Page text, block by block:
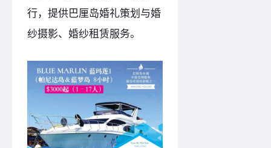
行，提供巴厘岛婚礼策划与婚
纱摄影、婚纱租赁服务。